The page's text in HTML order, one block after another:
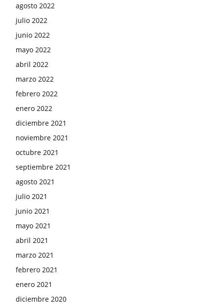
agosto 2022
julio 2022
junio 2022
mayo 2022
abril 2022
marzo 2022
febrero 2022
enero 2022
diciembre 2021
noviembre 2021
octubre 2021
septiembre 2021
agosto 2021
julio 2021
junio 2021
mayo 2021
abril 2021
marzo 2021
febrero 2021
enero 2021
diciembre 2020